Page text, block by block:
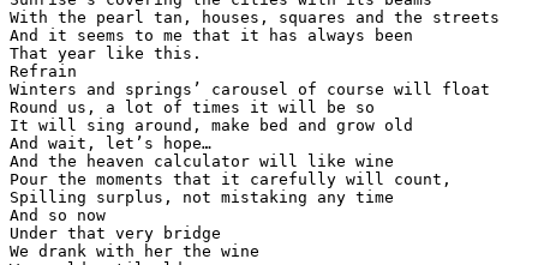
With the pearl tan, houses, squares and the streets
And it seems to me that it has always been
That year like this.
Refrain
Winters and springs’ carousel of course will float
Round us, a lot of times it will be so
It will sing around, make bed and grow old
And wait, let’s hope…
And the heaven calculator will like wine
Pour the moments that it carefully will count,
Spilling surplus, not mistaking any time
And so now
Under that very bridge
We drank with her the wine